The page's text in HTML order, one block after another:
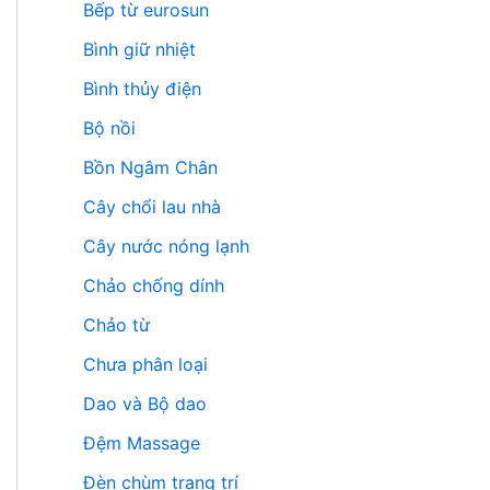
Bếp từ eurosun
Bình giữ nhiệt
Bình thủy điện
Bộ nồi
Bồn Ngâm Chân
Cây chổi lau nhà
Cây nước nóng lạnh
Chảo chống dính
Chảo từ
Chưa phân loại
Dao và Bộ dao
Đệm Massage
Đèn chùm trang trí